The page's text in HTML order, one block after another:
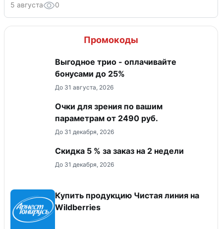
5 августа 0
Промокоды
Выгодное трио - оплачивайте
бонусами до 25%
До 31 августа, 2026
Очки для зрения по вашим
параметрам от 2490 руб.
До 31 декабря, 2026
Скидка 5 % за заказ на 2 недели
До 31 декабря, 2026
Купить продукцию Чистая линия на
Wildberries